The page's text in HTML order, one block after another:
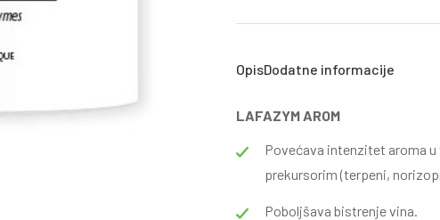
OpisDodatne informacije
LAFAZYM AROM
Povećava intenzitet aroma
prekursorim (terpeni,
Poboljšava bistrenje vina.